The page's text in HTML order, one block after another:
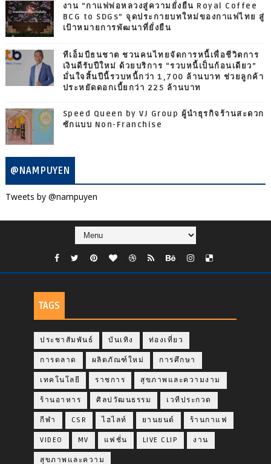
งาน “กาแฟพ่อหลวงสู่ความยั่งยืน Royal Coffee
BCG to SDGs” จุดประกายบทใหม่ของกาแฟไทย สู่
เป้าหมายการพัฒนาที่ยั่งยืน
ทีเอ็มบีธนชาต ชวนคนไทยจัดการหนี้เพื่อชีวิตการ
เงินดีรับปีใหม่ ด้วยบริการ “รวบหนี้เป็นก้อนเดียว”
มั่นใจสิ้นปีนี้รวบหนี้กว่า 1,700 ล้านบาท ช่วยลูกค้า
ประหยัดดอกเบี้ยกว่า 225 ล้านบาท
Speed Queen by VJ Group ผู้นำธุรกิจร้านสะดวก
ซักแบบ Non-Franchise
@NAMPUYEN
Tweets by @nampuyen
TAGS
ประชาสัมพันธ์ บันเทิง ท่องเที่ยว
การตลาด ผลิตภัณฑ์ใหม่ การศึกษา
เทคโนโลยี ราชการ สุขภาพและความงาม
ร้านอาหาร ศิลปวัฒนธรรม เวทีประกวด
กีฬา CSR ไฮไลท์ ยานยนต์ ร้านกาแฟ
VIDEO MV แฟชั่น LIVE CLIP งาน
สุขภาพและความ